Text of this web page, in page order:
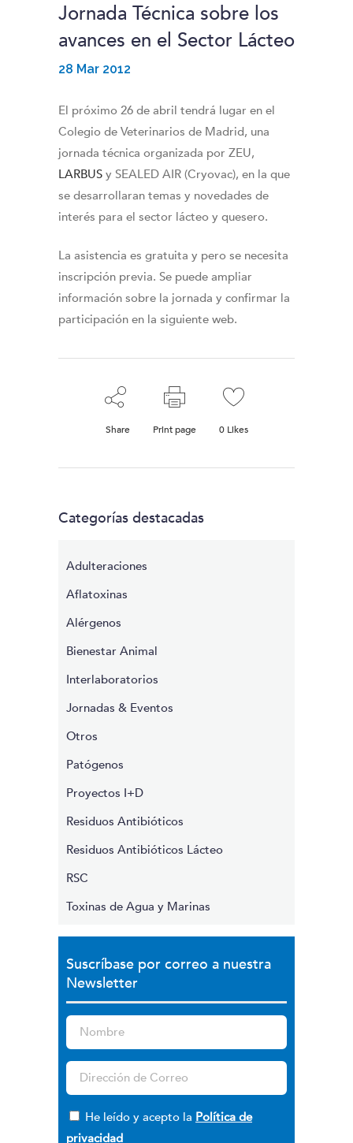
Jornada Técnica sobre los
avances en el Sector Lácteo
28 Mar 2012
El próximo 26 de abril tendrá lugar en el
Colegio de Veterinarios de Madrid, una
jornada técnica organizada por ZEU,
LARBUS y SEALED AIR (Cryovac), en la que
se desarrollaran temas y novedades de
interés para el sector lácteo y quesero.
La asistencia es gratuita y pero se necesita
inscripción previa. Se puede ampliar
información sobre la jornada y confirmar la
participación en la siguiente web.
Share Print page 0 Likes
Categorías destacadas
Adulteraciones
Aflatoxinas
Alérgenos
Bienestar Animal
Interlaboratorios
Jornadas & Eventos
Otros
Patógenos
Proyectos I+D
Residuos Antibióticos
Residuos Antibióticos Lácteo
RSC
Toxinas de Agua y Marinas
Suscríbase por correo a nuestra
Newsletter
He leído y acepto la Política de
privacidad